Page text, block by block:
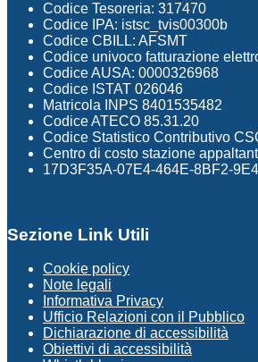
Codice Tesoreria: 317470
Codice IPA: istsc_tvis00300b
Codice CBILL: AFSMT
Codice univoco fatturazione
Codice AUSA: 0000326968
Codice ISTAT 026046
Matricola INPS 8401535482
Codice ATECO 85.31.20
Codice Statistico Contributivo
Centro di costo stazione
17D3F35A-07E4-464E-8BF2-
Sezione Link Utili
Cookie policy
Note legali
Informativa Privacy
Ufficio Relazioni con il Pubblico
Dichiarazione di accessibilità
Obiettivi di accessibilità